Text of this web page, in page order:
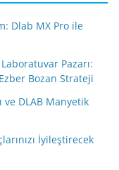
Dlab MX Pro ile
Pazarı:
Bozan Strateji
ve DLAB Manyetik
İyileştirecek